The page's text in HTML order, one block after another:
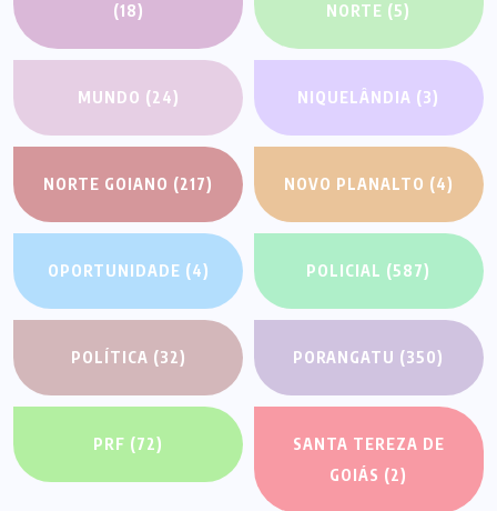
(18)
NORTE (5)
MUNDO (24) NIQUELÂNDIA (3)
NORTE GOIANO (217) NOVO PLANALTO (4)
OPORTUNIDADE (4) POLICIAL (587)
POLÍTICA (32) PORANGATU (350)
PRF (72)
SANTA TEREZA DE
GOIÁS (2)